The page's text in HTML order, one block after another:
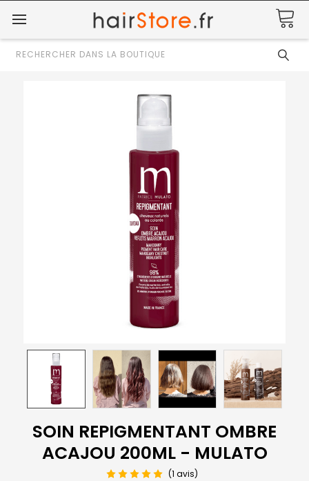
Rechercher
SOIN REPIGMENTANT OMBRE
ACAJOU 200ML - MULATO
(1 avis)